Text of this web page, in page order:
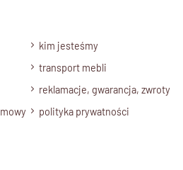
kim jesteśmy
transport mebli
reklamacje, gwarancja, zwroty
polityka prywatności